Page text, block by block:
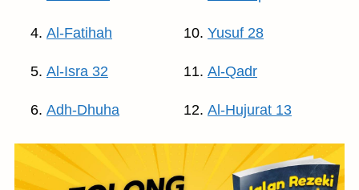
Al-Fatihah
Al-Isra 32
Adh-Dhuha
Yusuf 28
Al-Qadr
Al-Hujurat 13